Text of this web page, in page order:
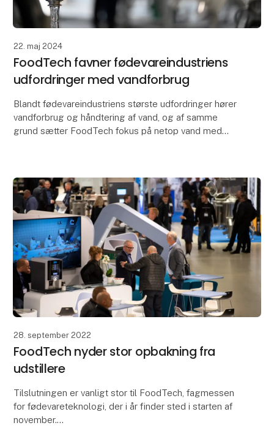
22. maj 2024
FoodTech favner fødevareindustriens
udfordringer med vandforbrug
Blandt fødevareindustriens største udfordringer hører
vandforbrug og håndtering af vand, og af samme
grund sætter FoodTech fokus på netop vand med
28. september 2022
FoodTech nyder stor opbakning fra
udstillere
Tilslutningen er vanligt stor til FoodTech, fagmessen
for fødevareteknologi, der i år finder sted i starten af
november.